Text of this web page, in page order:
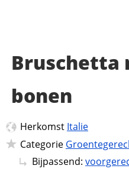
bonen
Herkomst Italie
Categorie
Bijpassend: